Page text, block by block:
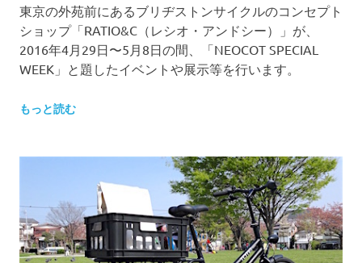
東京の外苑前にあるブリヂストンサイクルのコンセプト
ショップ「RATIO&C（レシオ・アンドシー）」が、
2016年4月29日〜5月8日の間、「NEOCOT SPECIAL
WEEK」と題したイベントや展示等を行います。
もっと読む